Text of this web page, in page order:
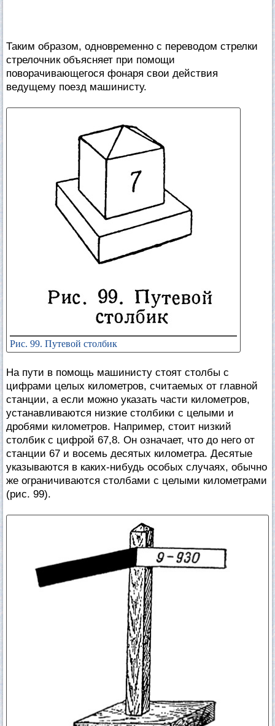
Таким образом, одновременно с переводом стрелки
стрелочник объясняет при помощи
поворачивающегося фонаря свои действия
ведущему поезд машинисту.
Рис. 99. Путевой столбик
На пути в помощь машинисту стоят столбы с
цифрами целых километров, считаемых от главной
станции, а если можно указать части километров,
устанавливаются низкие столбики с целыми и
дробями километров. Например, стоит низкий
столбик с цифрой 67,8. Он означает, что до него от
станции 67 и восемь десятых километра. Десятые
указываются в каких-нибудь особых случаях, обычно
же ограничиваются столбами с целыми километрами
(рис. 99).